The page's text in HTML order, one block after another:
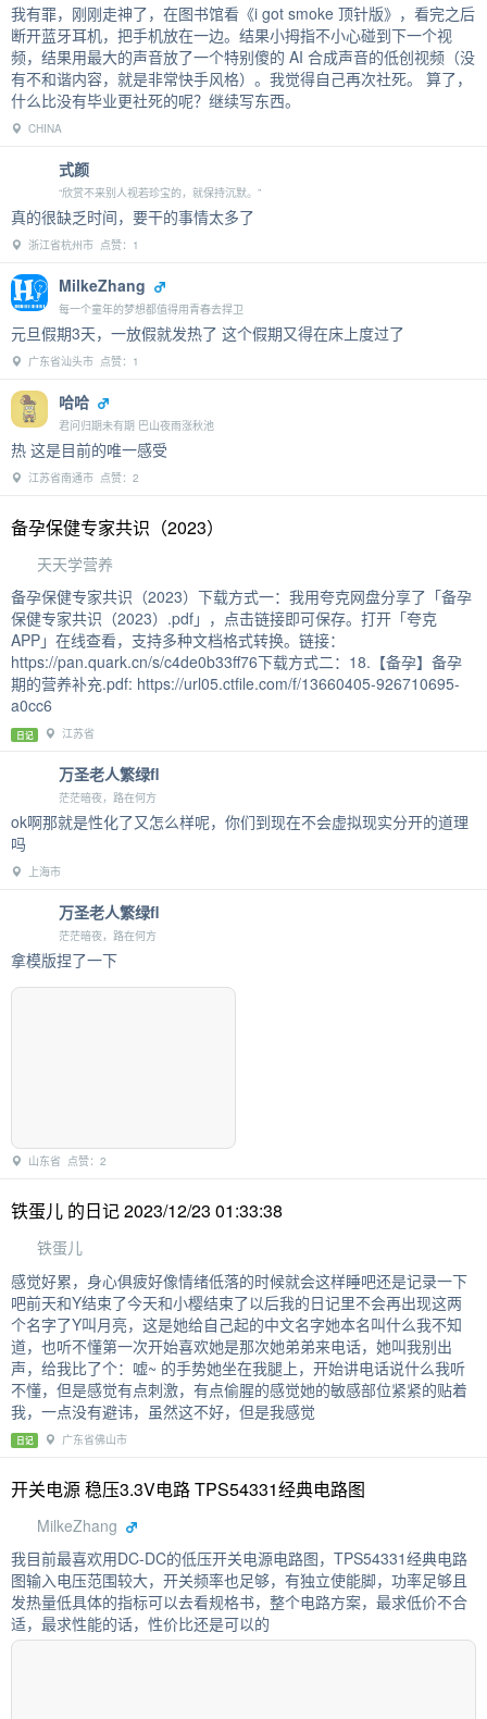
我有罪，刚刚走神了，在图书馆看《i got smoke 顶针版》，看完之后
断开蓝牙耳机，把手机放在一边。结果小拇指不小心碰到下一个视
频，结果用最大的声音放了一个特别傻的 AI 合成声音的低创视频（没
有不和谐内容，就是非常快手风格）。我觉得自己再次社死。 算了，
什么比没有毕业更社死的呢？继续写东西。
CHINA
式颜
“欣赏不来别人视若珍宝的，就保持沉默。”
真的很缺乏时间，要干的事情太多了
浙江省杭州市 点赞：1
MilkeZhang
每一个童年的梦想都值得用青春去捍卫
元旦假期3天，一放假就发热了 这个假期又得在床上度过了
广东省汕头市 点赞：1
哈哈
君问归期未有期 巴山夜雨涨秋池
热 这是目前的唯一感受
江苏省南通市 点赞：2
备孕保健专家共识（2023）
天天学营养
备孕保健专家共识（2023）下载方式一：我用夸克网盘分享了「备孕
保健专家共识（2023）.pdf」，点击链接即可保存。打开「夸克
APP」在线查看，支持多种文档格式转换。链接：
https://pan.quark.cn/s/c4de0b33ff76下载方式二：18.【备孕】备孕
期的营养补充.pdf: https://url05.ctfile.com/f/13660405-926710695-
a0cc6
日记 江苏省
万圣老人繁绿fl
茫茫暗夜，路在何方
ok啊那就是性化了又怎么样呢，你们到现在不会虚拟现实分开的道理
吗
上海市
万圣老人繁绿fl
茫茫暗夜，路在何方
拿模版捏了一下
山东省 点赞：2
铁蛋儿 的日记 2023/12/23 01:33:38
铁蛋儿
感觉好累，身心俱疲好像情绪低落的时候就会这样睡吧还是记录一下
吧前天和Y结束了今天和小樱结束了以后我的日记里不会再出现这两
个名字了Y叫月亮，这是她给自己起的中文名字她本名叫什么我不知
道，也听不懂第一次开始喜欢她是那次她弟弟来电话，她叫我别出
声，给我比了个：嘘~ 的手势她坐在我腿上，开始讲电话说什么我听
不懂，但是感觉有点刺激，有点偷腥的感觉她的敏感部位紧紧的贴着
我，一点没有避讳，虽然这不好，但是我感觉
日记 广东省佛山市
开关电源 稳压3.3V电路 TPS54331经典电路图
MilkeZhang
我目前最喜欢用DC-DC的低压开关电源电路图，TPS54331经典电路
图输入电压范围较大，开关频率也足够，有独立使能脚，功率足够且
发热量低具体的指标可以去看规格书，整个电路方案，最求低价不合
适，最求性能的话，性价比还是可以的